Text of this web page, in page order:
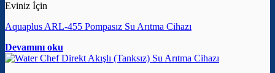
Eviniz İçin
Aquaplus ARL-455 Pompasız Su Arıtma Cihazı
Devamını oku